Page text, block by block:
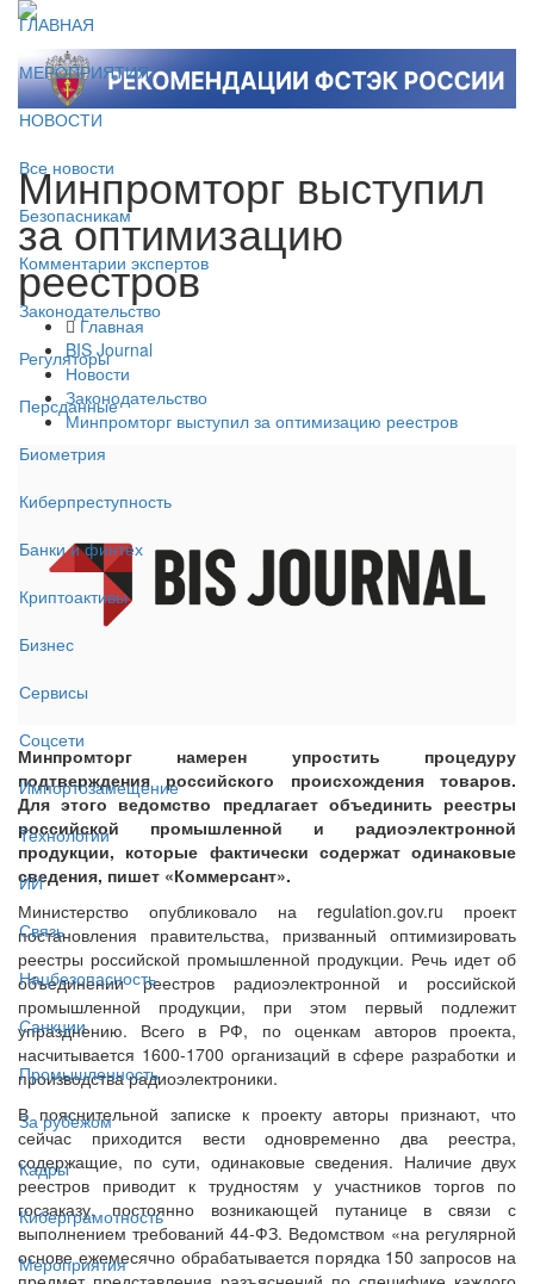
ГЛАВНАЯ
МЕРОПРИЯТИЯ
НОВОСТИ
Все новости
Безопасникам
Комментарии экспертов
Законодательство
Регуляторы
Персданные
Биометрия
Киберпреступность
Банки и финтех
Криптоактивы
Бизнес
Сервисы
Соцсети
Импортозамещение
Технологии
ИИ
Связь
Нацбезопасность
Санкции
Промышленность
За рубежом
Кадры
Киберграмотность
Мероприятия
Минпромторг выступил
за оптимизацию
реестров
Главная
BIS Journal
Новости
Законодательство
Минпромторг выступил за оптимизацию реестров
Минпромторг намерен упростить процедуру
подтверждения российского происхождения товаров.
Для этого ведомство предлагает объединить реестры
российской промышленной и радиоэлектронной
продукции, которые фактически содержат одинаковые
сведения, пишет «Коммерсант».
Министерство опубликовало на regulation.gov.ru проект
постановления правительства, призванный оптимизировать
реестры российской промышленной продукции. Речь идет об
объединении реестров радиоэлектронной и российской
промышленной продукции, при этом первый подлежит
упразднению. Всего в РФ, по оценкам авторов проекта,
насчитывается 1600-1700 организаций в сфере разработки и
производства радиоэлектроники.
В пояснительной записке к проекту авторы признают, что
сейчас приходится вести одновременно два реестра,
содержащие, по сути, одинаковые сведения. Наличие двух
реестров приводит к трудностям у участников торгов по
госзаказу, постоянно возникающей путанице в связи с
выполнением требований 44-ФЗ. Ведомством «на регулярной
основе ежемесячно обрабатывается порядка 150 запросов на